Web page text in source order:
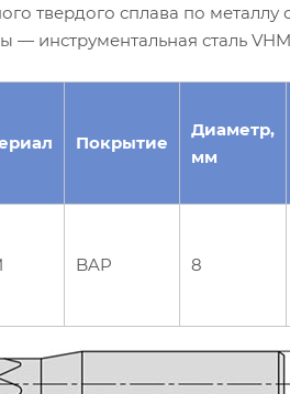
твердого сплава по
— инструментальная сталь
Покрытие
Диаметр,
мм
BAP 8